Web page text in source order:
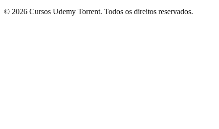
© 2026 Cursos Udemy Torrent. Todos os direitos reservados.